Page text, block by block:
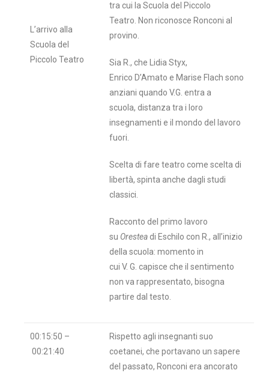
L’arrivo alla
Scuola del
Piccolo Teatro
tra cui la Scuola del Piccolo
Teatro. Non riconosce Ronconi al
provino.
Sia R., che Lidia Styx,
Enrico D’Amato e Marise Flach sono
anziani quando V.G. entra a
scuola, distanza tra i loro
insegnamenti e il mondo del lavoro
fuori.
Scelta di fare teatro come scelta di
libertà, spinta anche dagli studi
classici.
Racconto del primo lavoro
su Orestea di Eschilo con R., all’inizio
della scuola: momento in
cui V. G. capisce che il sentimento
non va rappresentato, bisogna
partire dal testo.
00:15:50 –
00:21:40
Rispetto agli insegnanti suo
coetanei, che portavano un sapere
del passato, Ronconi era ancorato